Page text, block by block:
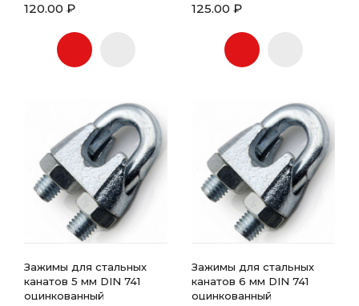
120.00 ₽ 125.00 ₽
Зажимы для стальных
канатов 5 мм DIN 741
оцинкованный
Зажимы для стальных
канатов 6 мм DIN 741
оцинкованный